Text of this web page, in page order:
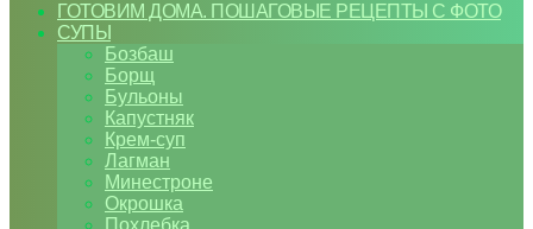
ГОТОВИМ ДОМА. ПОШАГОВЫЕ РЕЦЕПТЫ С ФОТО
СУПЫ
Бозбаш
Борщ
Бульоны
Капустняк
Крем-суп
Лагман
Минестроне
Окрошка
Похлебка